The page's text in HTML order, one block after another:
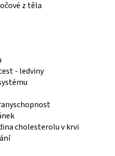
z těla
- ledviny
cholesterolu v krvi